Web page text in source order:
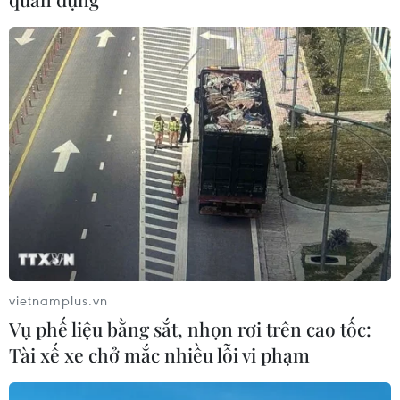
CƠ QUAN CHỦ QUẢN: THÔNG TẤN XÃ VIỆT NAM
Tổng Biên tập: TRẦN TIẾN DUẨN
Phó Tổng Biên tập: NGUYỄN THỊ TÁM, KHÚC THANH
THỦY
Sở hữu trí tuệ
Quy định sử dụng
Hỗ trợ
Ngôn ngữ
TTXVN
Dịch vụ tin
Quảng cáo
Liên hệ
vietnamplus.vn
Vụ phế liệu bằng sắt, nhọn rơi trên cao tốc:
Tài xế xe chở mắc nhiều lỗi vi phạm